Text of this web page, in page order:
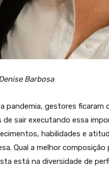
Barbosa
pandemia, gestores
de sair executando essa
habilidades e
Qual a melhor
está na diversidade de